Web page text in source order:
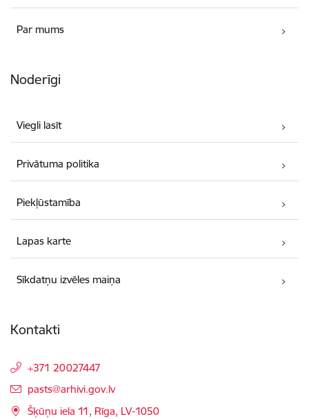
Par mums
Noderīgi
Viegli lasīt
Privātuma politika
Piekļūstamība
Lapas karte
Sīkdatņu izvēles maiņa
Kontakti
+371 20027447
E-pasts:
pasts@arhivi.gov.lv
Šķūņu iela 11, Rīga, LV-1050